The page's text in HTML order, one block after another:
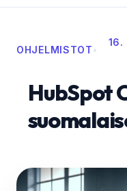
OHJELMISTOT•
16.
HubSpot